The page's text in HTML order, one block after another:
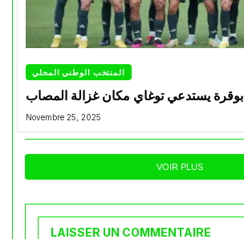
المنتخب الوطني المحلي
بوقرة يستدعي توغاي مكان غزالة المصاب
Novembre 25, 2025
VOIR PLUS
LAISSER UN COMMENTAIRE